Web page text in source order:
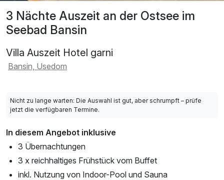
3 Nächte Auszeit an der Ostsee im
Seebad Bansin
Villa Auszeit Hotel garni
Bansin, Usedom
Nicht zu lange warten: Die Auswahl ist gut, aber schrumpft – prüfe
jetzt die verfügbaren Termine.
In diesem Angebot inklusive
3 Übernachtungen
3 x reichhaltiges Frühstück vom Buffet
inkl. Nutzung von Indoor-Pool und Sauna